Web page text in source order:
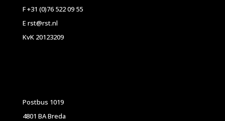
F +31 (0)76 522 09 55
E rst@rst.nl
KvK 20123209
Postbus 1019
4801 BA Breda